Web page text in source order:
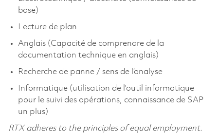
base)
Lecture de plan
Anglais (Capacité de comprendre de la
documentation technique en anglais)
Recherche de panne / sens de l’analyse
Informatique (utilisation de l'outil informatique
pour le suivi des opérations, connaissance de SAP
un plus)
RTX adheres to the principles of equal employment.